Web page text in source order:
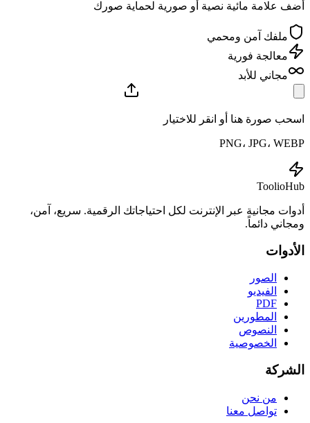
أضف علامة مائية نصية أو صورية لحماية صورك
ملفك آمن ومحمي
معالجة فورية
مجاني للأبد
اسحب صورة هنا أو انقر للاختيار
PNG، JPG، WEBP
ToolioHub
أدوات مجانية عبر الإنترنت لكل احتياجاتك الرقمية. سريع، آمن،
ومجاني دائماً.
الأدوات
الصور
الفيديو
PDF
المطورين
النصوص
الخصوصية
الشركة
من نحن
تواصل معنا